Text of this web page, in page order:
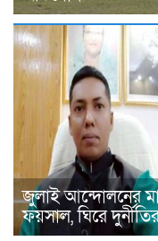
জুলাই আন্দোলনের
ফয়সাল, ঘিরে